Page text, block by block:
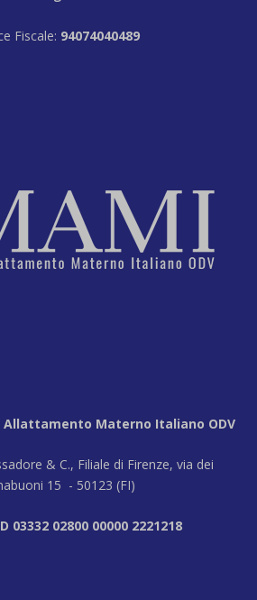
Fiscale: 94074040489
Allattamento Materno Italiano ODV
& C., Filiale di Firenze, via dei
15 - 50123 (FI)
03332 02800 00000 2221218